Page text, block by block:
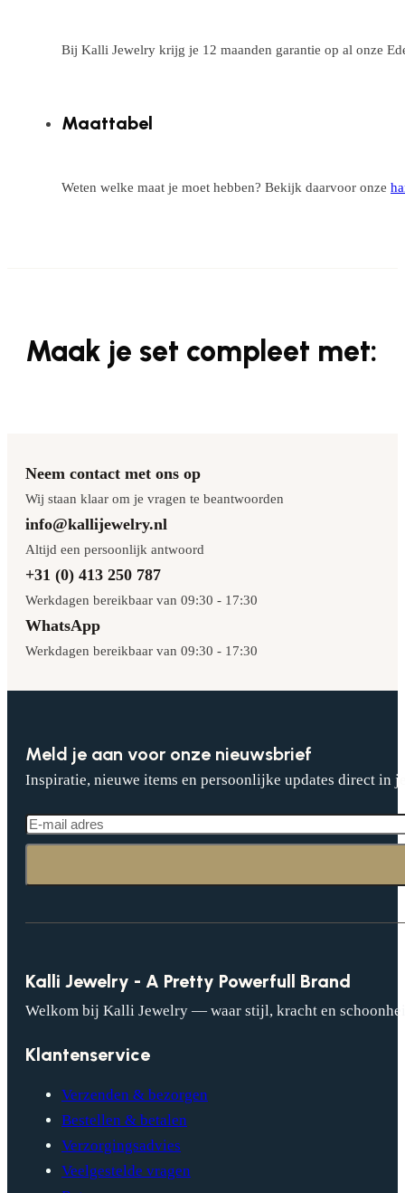
Bij Kalli Jewelry krijg je 12 maanden garantie op al onze
Maattabel
Weten welke maat je moet hebben? Bekijk daarvoor onze
Maak je set compleet met:
Neem contact met ons op
Wij staan klaar om je vragen te beantwoorden
info@kallijewelry.nl
Altijd een persoonlijk antwoord
+31 (0) 413 250 787
Werkdagen bereikbaar van 09:30 - 17:30
WhatsApp
Werkdagen bereikbaar van 09:30 - 17:30
Meld je aan voor onze nieuwsbrief
Inspiratie, nieuwe items en persoonlijke updates direct in
Kalli Jewelry - A Pretty Powerfull Brand
Welkom bij Kalli Jewelry — waar stijl, kracht en
Klantenservice
Verzenden & bezorgen
Bestellen & betalen
Verzorgingsadvies
Veelgestelde vragen